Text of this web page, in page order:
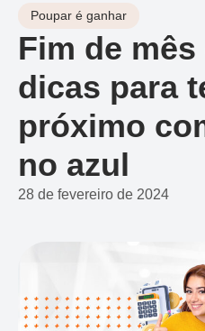
Poupar é ganhar
Fim de
dicas para
próximo
no azul
28 de fevereiro de 2024